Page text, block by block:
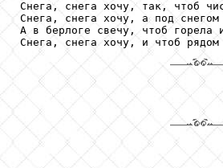
Снега, снега хочу, так, чтоб
Снега, снега хочу, а под снегом
А в берлоге свечу, чтоб горела
Снега, снега хочу, и чтоб